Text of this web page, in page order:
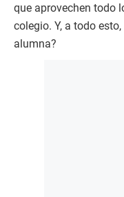
que aprovechen todo
colegio. Y, a todo
alumna?